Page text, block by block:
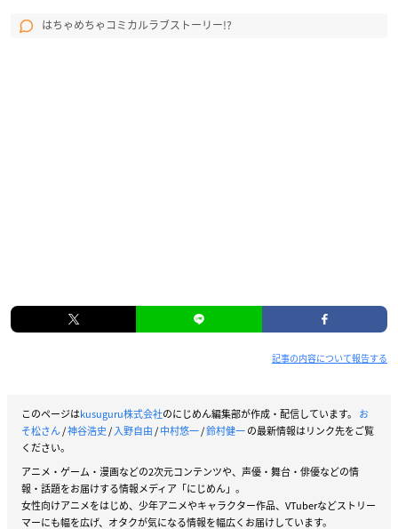
はちゃめちゃコミカルラブストーリー!?
記事の内容について報告する
このページはkusuguru株式会社のにじめん編集部が作成・配信しています。 お
そ松さん/神谷浩史/入野自由/中村悠一/鈴村健一の最新情報はリンク先をご覧
ください。
アニメ・ゲーム・漫画などの2次元コンテンツや、声優・舞台・俳優などの情
報・話題をお届けする情報メディア「にじめん」。
女性向けアニメをはじめ、少年アニメやキャラクター作品、VTuberなどストリー
マーにも幅を広げ、オタクが気になる情報を幅広くお届けしています。